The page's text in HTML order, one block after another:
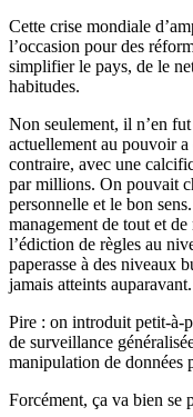
Cette crise mondiale
l’occasion pour des
simplifier le pays, de le
habitudes.
Non seulement, il n’en
actuellement au pouvoir
contraire, avec une
par millions. On pouvait
personnelle et le bon
management de tout et
l’édiction de règles au
paperasse à des niveaux
jamais atteints auparavant.
Pire : on introduit petit-à-
de surveillance
manipulation de données
Forcément, ça va bien se